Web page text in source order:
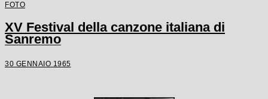
FOTO
XV Festival della canzone italiana di
Sanremo
30 GENNAIO 1965